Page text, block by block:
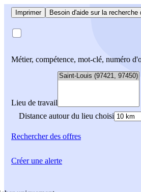
Imprimer Besoin d'aide sur la recherche
Métier, compétence, mot-clé, numéro
Lieu de travail
Distance autour du lieu choisi
Rechercherdes offres
Créer une alerte